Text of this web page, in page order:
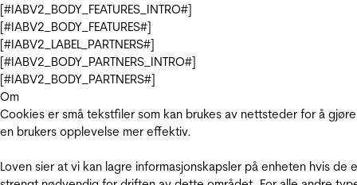
[#IABV2_BODY_FEATURES_INTRO#]
[#IABV2_BODY_FEATURES#]
[#IABV2_LABEL_PARTNERS#]
[#IABV2_BODY_PARTNERS_INTRO#]
[#IABV2_BODY_PARTNERS#]
Om
Cookies er små tekstfiler som kan brukes av nettsteder for å gjøre
en brukers opplevelse mer effektiv.
Loven sier at vi kan lagre informasjonskapsler på enheten hvis de